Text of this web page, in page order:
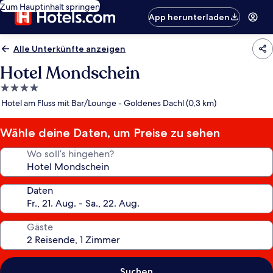
Zum Hauptinhalt springen
App herunterladen
Alle Unterkünfte anzeigen
Hotel Mondschein
4.0-
Sterne-
Hotel am Fluss mit Bar/Lounge - Goldenes Dachl (0,3 km)
Wähle deine Daten, um Preise zu sehen
Wo soll’s hingehen?
Daten
Gäste